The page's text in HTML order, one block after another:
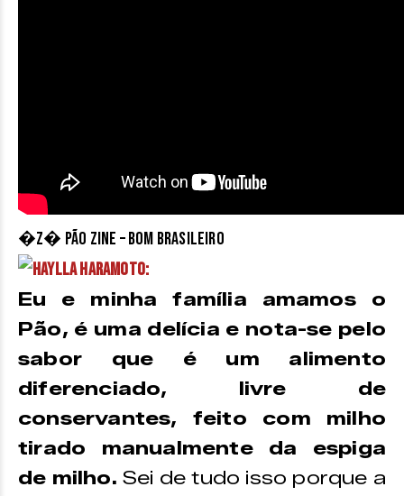
�z� Pão Zine – Bom Brasileiro
Haylla Haramoto:
Eu e minha família amamos o
Pão, é uma delícia e nota-se pelo
sabor que é um alimento
diferenciado, livre de
conservantes, feito com milho
tirado manualmente da espiga
de milho. Sei de tudo isso porque a